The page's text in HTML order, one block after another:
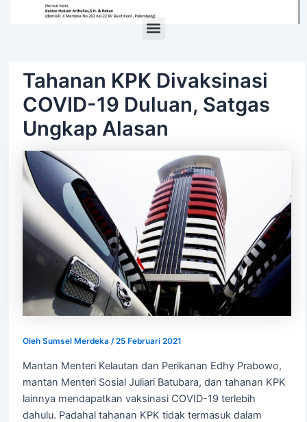
Tahanan KPK Divaksinasi
COVID-19 Duluan, Satgas
Ungkap Alasan
Oleh Sumsel Merdeka /25 Februari 2021
Mantan Menteri Kelautan dan Perikanan Edhy Prabowo,
mantan Menteri Sosial Juliari Batubara, dan tahanan KPK
lainnya mendapatkan vaksinasi COVID-19 terlebih
dahulu. Padahal tahanan KPK tidak termasuk dalam